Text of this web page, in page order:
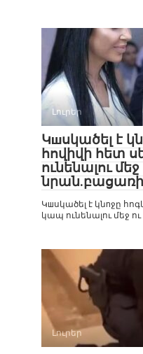
Լուրեր
Կшսկածել է
հովիվի հետ
ունենալու
Կшսկածել է կնnջը
կապ ունենալու մեջ
Լուրեր